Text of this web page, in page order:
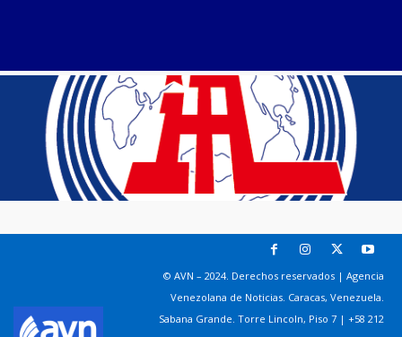
© AVN – 2024. Derechos reservados | Agencia
Venezolana de Noticias. Caracas, Venezuela.
Sabana Grande. Torre Lincoln, Piso 7 | +58 212